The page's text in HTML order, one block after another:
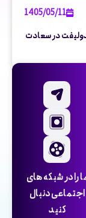
1405/05/11
در سعادت
را در شبکه های
اجتماعی دنبال
کنید